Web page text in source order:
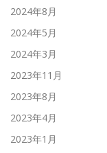
2024年8月
2024年5月
2024年3月
2023年11月
2023年8月
2023年4月
2023年1月